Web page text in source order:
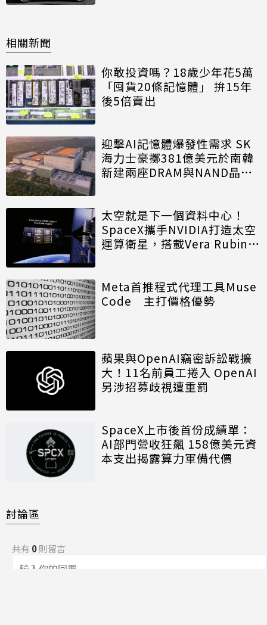
相關新聞
你敢投資嗎？18歲少年花5萬
「囤貨20條記憶體」 拚15年
後5倍賣出
迎擊AI記憶體爆發性需求 SK
海力士豪擲381億美元於南韓
新建兩座DRAM與NAND晶圓
太空就是下一個資料中心！
SpaceX攜手NVIDIA打造太空
運算衛星，搭載Vera Rubin運
Meta首推程式代理工具Muse
Code 主打價格優勢
蘋果與OpenAI竊密訴訟戰擴
大！11名前員工捲入 OpenAI
另涉招募歧視遭重罰
SpaceX上市後首份成績單：
AI部門營收狂飆 158億美元資
本支出揭露算力軍備代價
討論區
共有 0則留言